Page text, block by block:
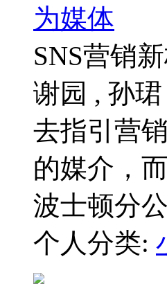
SNS营销
谢园 , 孙
去指引营
的媒介，
波士顿分
个人分类: